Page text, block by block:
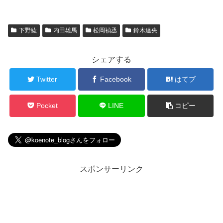
下野紘 内田雄馬 松岡禎丞 鈴木達央
シェアする
Twitter Facebook はてブ
Pocket LINE コピー
スポンサーリンク